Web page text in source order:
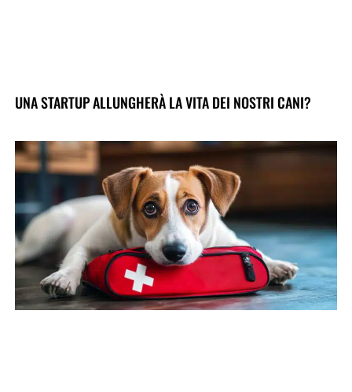
UNA STARTUP ALLUNGHERÀ LA VITA DEI NOSTRI CANI?